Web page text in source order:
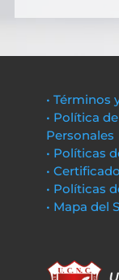
• Términos
• Política
Personales
• Políticas
•
• Políticas
• Mapa del